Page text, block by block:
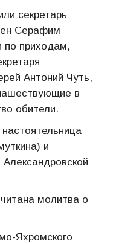
секретарь
Серафим
по приходам,
Антоний Чуть,
в
обители.
и
молитва о
Яхромского